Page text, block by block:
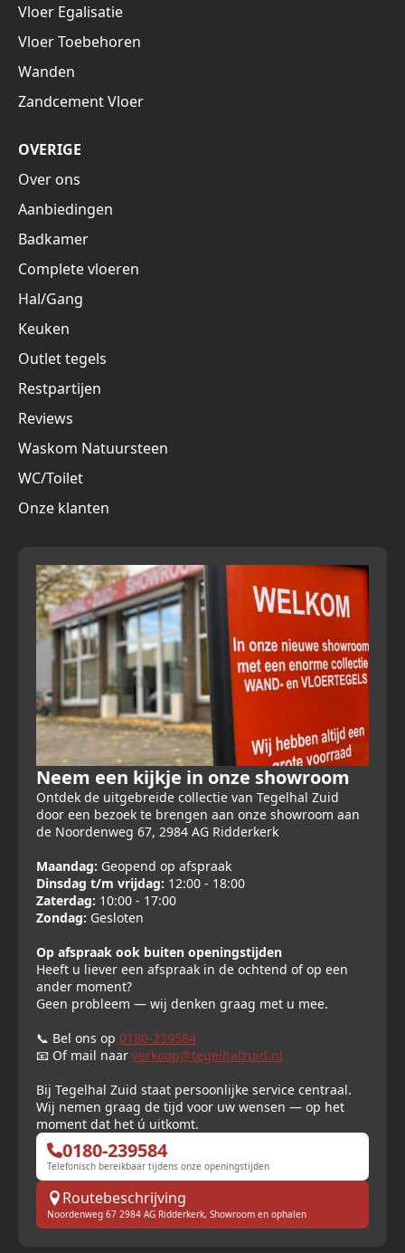
Vloer Egalisatie
Vloer Toebehoren
Wanden
Zandcement Vloer
OVERIGE
Over ons
Aanbiedingen
Badkamer
Complete vloeren
Hal/Gang
Keuken
Outlet tegels
Restpartijen
Reviews
Waskom Natuursteen
WC/Toilet
Onze klanten
Neem een kijkje in onze showroom
Ontdek de uitgebreide collectie van Tegelhal Zuid
door een bezoek te brengen aan onze showroom aan
de Noordenweg 67, 2984 AG Ridderkerk
Maandag: Geopend op afspraak
Dinsdag t/m vrijdag: 12:00 - 18:00
Zaterdag: 10:00 - 17:00
Zondag: Gesloten
Op afspraak ook buiten openingstijden
Heeft u liever een afspraak in de ochtend of op een
ander moment?
Geen probleem — wij denken graag met u mee.
📞 Bel ons op 0180-239584
📧 Of mail naar verkoop@tegelhalzuid.nl
Bij Tegelhal Zuid staat persoonlijke service centraal.
Wij nemen graag de tijd voor uw wensen — op het
moment dat het ú uitkomt.
0180-239584
Telefonisch bereikbaar tijdens onze openingstijden
Routebeschrijving
Noordenweg 67 2984 AG Ridderkerk, Showroom en ophalen